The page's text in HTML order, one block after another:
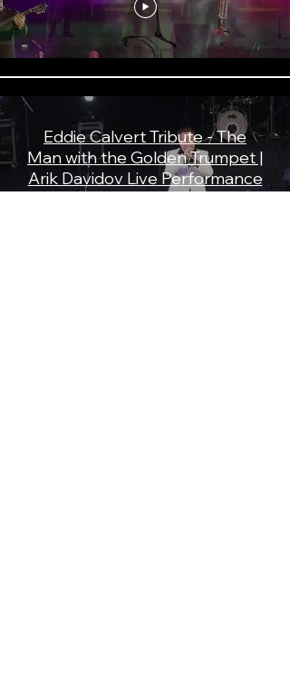
Eddie Calvert Tribute - The
Man with the Golden Trumpet |
Arik Davidov Live Performance